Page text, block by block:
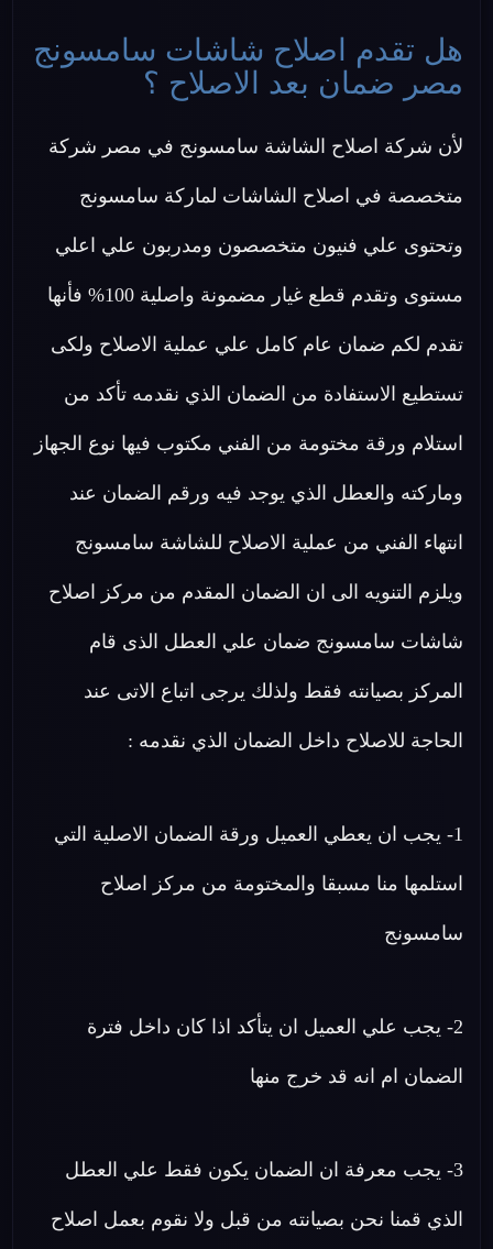
هل تقدم اصلاح شاشات سامسونج
مصر ضمان بعد الاصلاح ؟
لأن شركة اصلاح الشاشة سامسونج في مصر شركة
متخصصة في اصلاح الشاشات لماركة سامسونج
وتحتوى علي فنيون متخصصون ومدربون علي اعلي
مستوى وتقدم قطع غيار مضمونة واصلية 100% فأنها
تقدم لكم ضمان عام كامل علي عملية الاصلاح ولكى
تستطيع الاستفادة من الضمان الذي نقدمه تأكد من
استلام ورقة مختومة من الفني مكتوب فيها نوع الجهاز
وماركته والعطل الذي يوجد فيه ورقم الضمان عند
انتهاء الفني من عملية الاصلاح للشاشة سامسونج
ويلزم التنويه الى ان الضمان المقدم من مركز اصلاح
شاشات سامسونج ضمان علي العطل الذى قام
المركز بصيانته فقط ولذلك يرجى اتباع الاتى عند
الحاجة للاصلاح داخل الضمان الذي نقدمه :
1- يجب ان يعطي العميل ورقة الضمان الاصلية التي
استلمها منا مسبقا والمختومة من مركز اصلاح
سامسونج
2- يجب علي العميل ان يتأكد اذا كان داخل فترة
الضمان ام انه قد خرج منها
3- يجب معرفة ان الضمان يكون فقط علي العطل
الذي قمنا نحن بصيانته من قبل ولا نقوم بعمل اصلاح